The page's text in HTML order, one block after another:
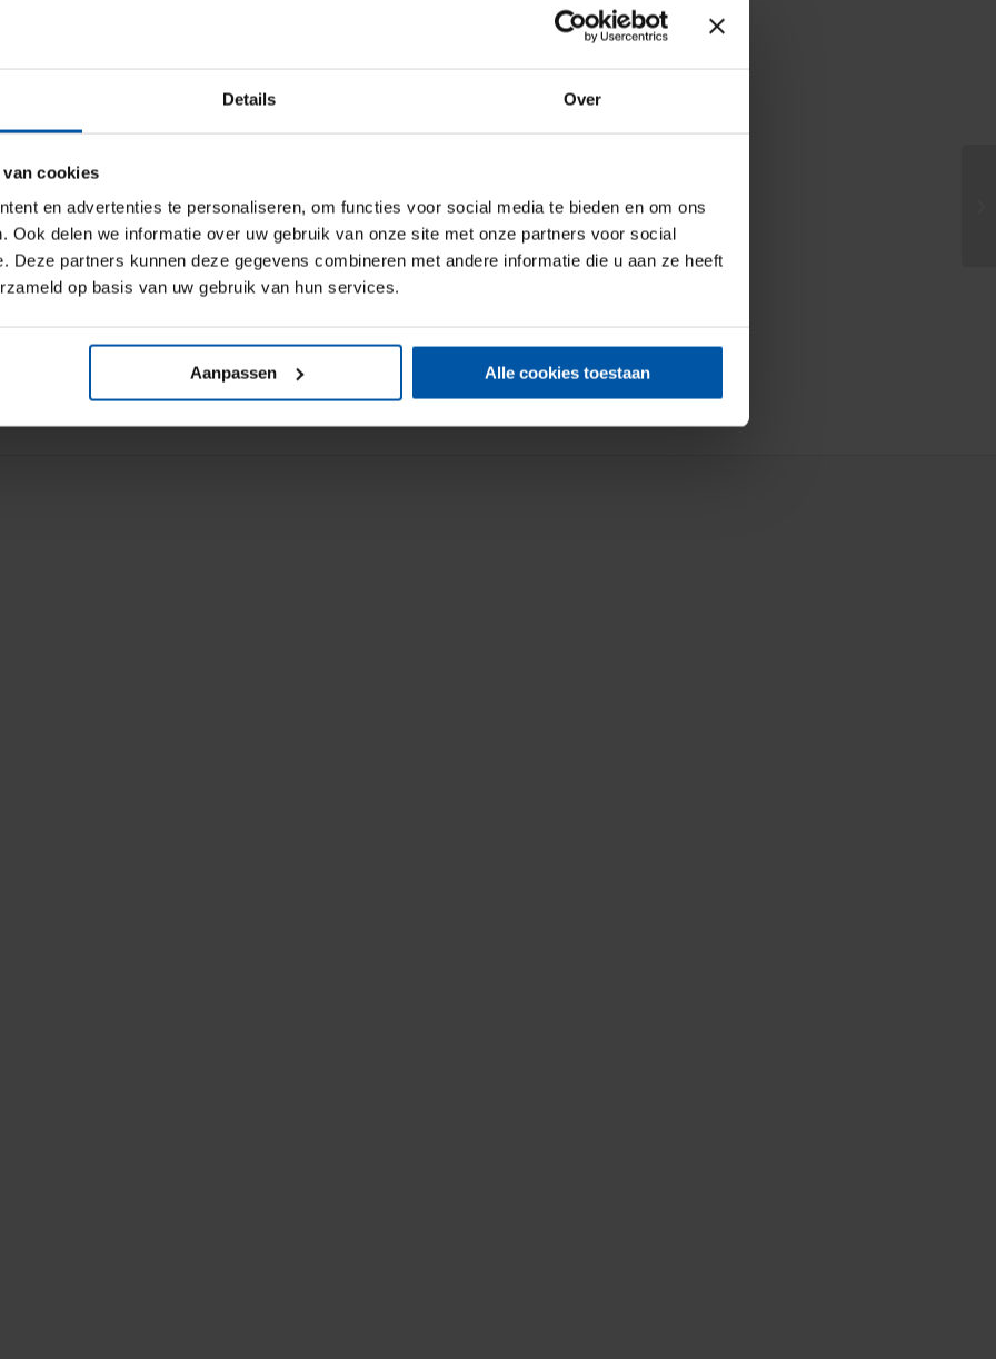
Details Over
cookies
en advertenties te personaliseren, om functies voor social media te bieden en om ons
Ook delen we informatie over uw gebruik van onze site met onze partners voor social
Deze partners kunnen deze gegevens combineren met andere informatie die u aan ze heeft
op basis van uw gebruik van hun services.
Aanpassen Alle cookies toestaan
verhuurperiode
op pad. Toch is het verstandig om de tijd te nemen
je je handtekening eronder zet. Let daarbij nogmaals
en periode van verhuur goed staat ingevuld. Dat
in geval van een ongeluk of bij schade. Sla het
naar te zoeken.